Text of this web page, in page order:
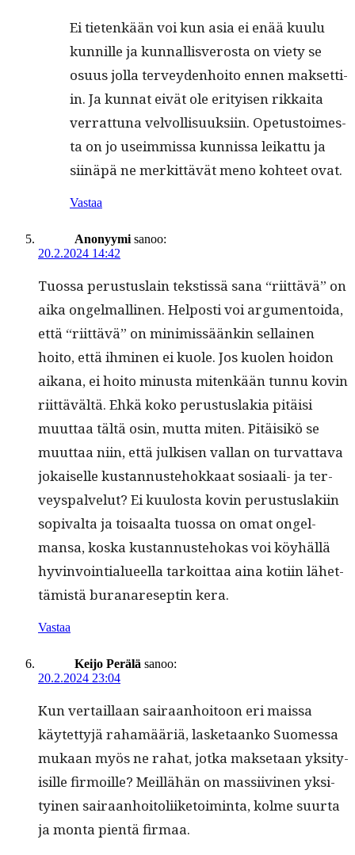
Ei tietenkään voi kun asia ei enää kuu­lu
kun­nille ja kun­nal­lisveros­ta on viety se
osu­us jol­la ter­vey­den­hoito ennen mak­set­ti­
in. Ja kun­nat eivät ole eri­tyisen rikkai­ta
ver­rat­tuna velvol­lisuuk­si­in. Ope­tus­toimes­
ta on jo useim­mis­sa kun­nis­sa leikat­tu ja
siinäpä ne merkit­tävät meno kohteet ovat.
Vastaa
Anonyymi sanoo:
20.2.2024 14:42
Tuos­sa perus­tus­lain tek­stis­sä sana “riit­tävä” on
aika ongel­malli­nen. Hel­posti voi argu­men­toi­da,
että “riit­tävä” on min­imis­säänkin sel­l­ainen
hoito, että ihmi­nen ei kuole. Jos kuolen hoidon
aikana, ei hoito minus­ta mitenkään tun­nu kovin
riit­tävältä. Ehkä koko perus­tus­lakia pitäisi
muut­taa tältä osin, mut­ta miten. Pitäisikö se
muut­taa niin, että julkisen val­lan on tur­vat­ta­va
jokaiselle kus­tan­nuste­hokkaat sosi­aali- ja ter­
veyspalve­lut? Ei kuu­losta kovin perus­tus­laki­in
sopi­val­ta ja toisaal­ta tuos­sa on omat ongel­
mansa, kos­ka kus­tan­nuste­hokas voi köy­häl­lä
hyv­in­voin­tialueel­la tarkoit­taa aina koti­in lähet­
tämistä buranare­septin kera.
Vastaa
Keijo Perälä sanoo:
20.2.2024 23:04
Kun ver­tail­laan sairaan­hoitoon eri mais­sa
käytet­tyjä rahamääriä, las­ke­taanko Suomes­sa
mukaan myös ne rahat, jot­ka mak­se­taan yksi­ty­
isille fir­moille? Meil­lähän on mas­si­ivi­nen yksi­
tyi­nen sairaan­hoitoli­ike­toim­inta, kolme suur­ta
ja mon­ta pien­tä firmaa.